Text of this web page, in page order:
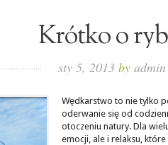
Krótko o
sty 5, 2013 by admin
Wędkarstwo to nie tylko
oderwanie się od
otoczeniu natury. Dla
emocji, ale i relaksu,